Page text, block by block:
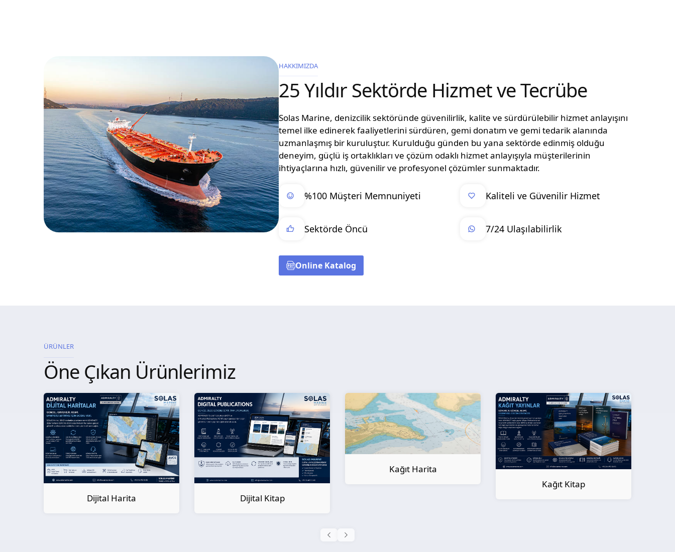
HAKKIMIZDA
25 Yıldır Sektörde Hizmet ve Tecrübe
Solas Marine, denizcilik sektöründe güvenilirlik, kalite ve sürdürülebilir hizmet anlayışını
temel ilke edinerek faaliyetlerini sürdüren, gemi donatım ve gemi tedarik alanında
uzmanlaşmış bir kuruluştur. Kurulduğu günden bu yana sektörde edinmiş olduğu
deneyim, güçlü iş ortaklıkları ve çözüm odaklı hizmet anlayışıyla müşterilerinin
ihtiyaçlarına hızlı, güvenilir ve profesyonel çözümler sunmaktadır.
%100 Müşteri Memnuniyeti Kaliteli ve Güvenilir Hizmet
Sektörde Öncü 7/24 Ulaşılabilirlik
Online Katalog
ÜRÜNLER
Öne Çıkan Ürünlerimiz
Dijital Harita Dijital Kitap
Kağıt Harita
Kağıt Kitap